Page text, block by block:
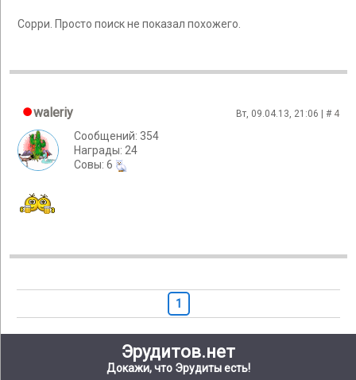
Сорри. Просто поиск не показал похожего.
waleriy Вт, 09.04.13, 21:06 | # 4
Сообщений: 354
Награды: 24
Cовы: 6
1
Эрудитов.нет
Докажи, что Эрудиты есть!